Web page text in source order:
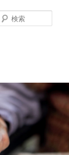
索